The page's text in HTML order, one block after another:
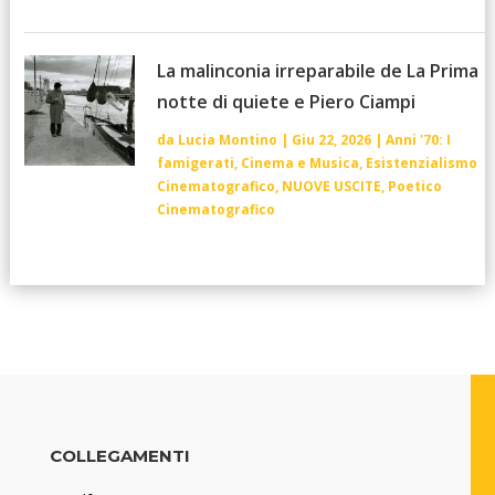
La malinconia irreparabile de La Prima
notte di quiete e Piero Ciampi
da Lucia Montino | Giu 22, 2026| Anni '70: I
famigerati, Cinema e Musica, Esistenzialismo
Cinematografico, NUOVE USCITE, Poetico
Cinematografico
COLLEGAMENTI